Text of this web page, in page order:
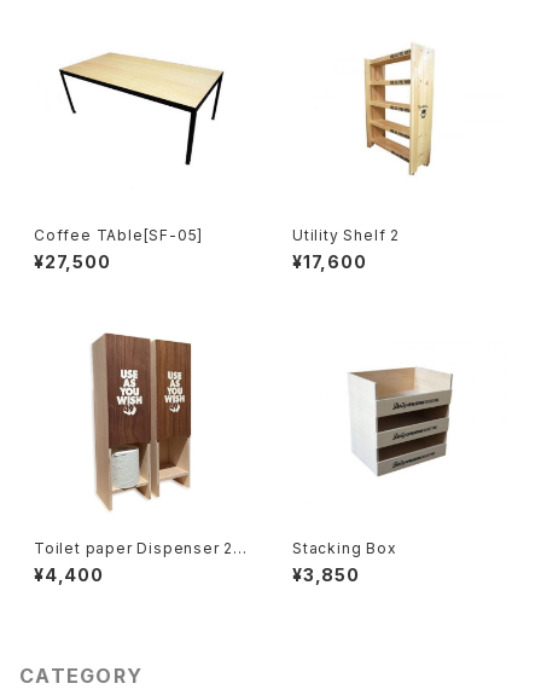
Coffee TAble[SF-05]
¥27,500
Utility Shelf 2
¥17,600
Toilet paper Dispenser 2
[TW]
¥4,400
Stacking Box
¥3,850
CATEGORY